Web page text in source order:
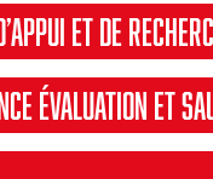
et de
Évaluation et